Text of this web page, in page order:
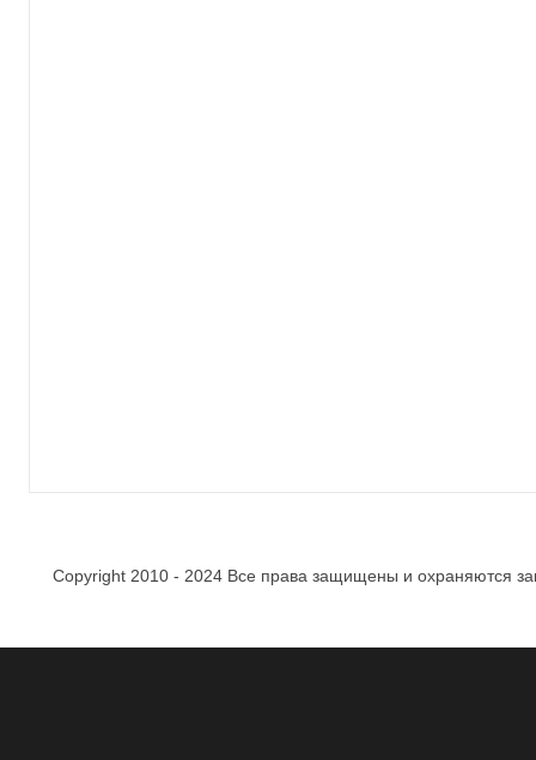
Copyright 2010 - 2024 Все права защищены и охраняются